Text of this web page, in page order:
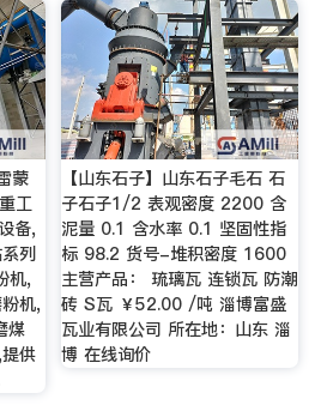
蒙
工
备,
列
机,
机,
煤
供
【山东石子】山东石子毛石 石
子石子1/2 表观密度 2200 含
泥量 0.1 含水率 0.1 坚固性指
标 98.2 货号-堆积密度 1600
主营产品： 琉璃瓦 连锁瓦 防潮
砖 S瓦 ￥52.00 /吨 淄博富盛
瓦业有限公司 所在地：山东 淄
博 在线询价